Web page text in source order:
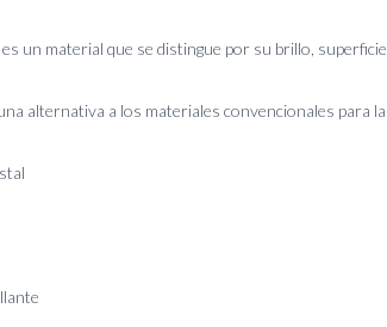
es un material que se distingue por su brillo,
alternativa a los materiales convencionales